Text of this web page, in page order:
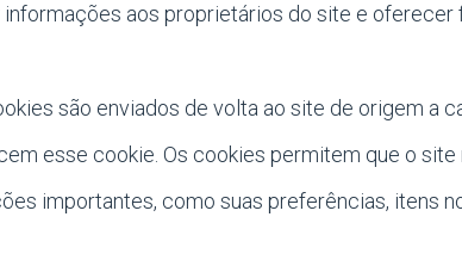
aos proprietários do site e oferecer
são enviados de volta ao site de origem a
esse cookie. Os cookies permitem que o
importantes, como suas preferências, itens